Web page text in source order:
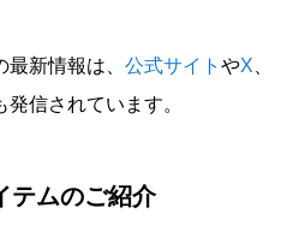
新情報は、 公式サイト やX
発信されています。
テムのご紹介